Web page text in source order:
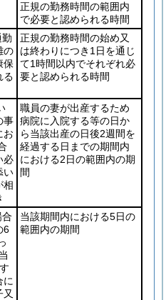
正規の勤務時間の範囲内
で必要と認められる時間
の
保
る
正規の勤務時間の始め又
は終わりにつき1日を通じ
て1時間以内でそれぞれ必
要と認められる時間
事
お
必
い
相
職員の妻が出産するため
病院に入院する等の日か
ら当該出産の日後2週間を
経過する日までの期間内
における2日の範囲内の期
間
6
に
当該期間内における5日の
範囲内の期間